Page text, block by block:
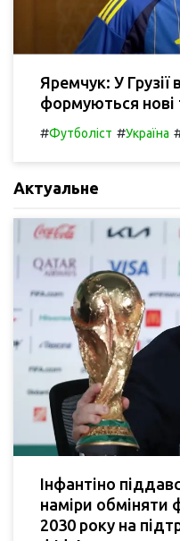
Яремчук: У
формуються нові
#Футболіст #Україна
Актуальне
Інфантіно
наміри обміняти
2030 року на